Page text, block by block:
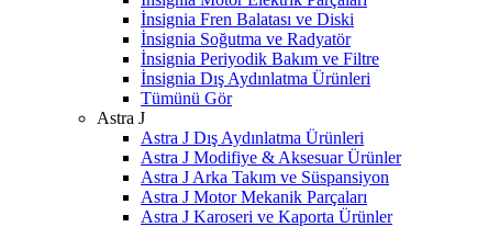
İnsignia Fren Balatası ve Diski
İnsignia Soğutma ve Radyatör
İnsignia Periyodik Bakım ve Filtre
İnsignia Dış Aydınlatma Ürünleri
Tümünü Gör
Astra J
Astra J Dış Aydınlatma Ürünleri
Astra J Modifiye & Aksesuar Ürünler
Astra J Arka Takım ve Süspansiyon
Astra J Motor Mekanik Parçaları
Astra J Karoseri ve Kaporta Ürünler